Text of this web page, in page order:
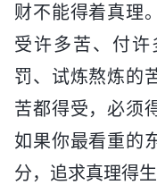
财不能得着真理
受许多苦、付许
罚、试炼熬炼的
苦都得受，必须
如果你最看重的
分，追求真理得